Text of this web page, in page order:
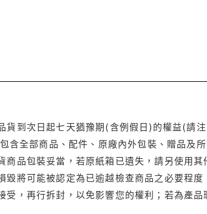
貨到次日起七天猶豫期(含例假日)的權益(請
含全部商品、配件、原廠內外包裝、贈品及
商品包裝妥當，若原紙箱已遺失，請另使用
毀將可能被認定為已逾越檢查商品之必要程
受，再行拆封，以免影響您的權利；若為產